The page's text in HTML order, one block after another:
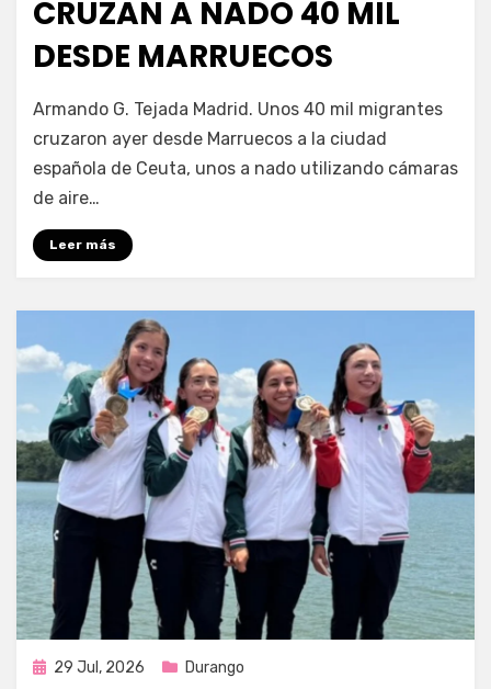
CRUZAN A NADO 40 MIL
DESDE MARRUECOS
Fernando Miranda Servín
Armando G. Tejada Madrid. Unos 40 mil migrantes
cruzaron ayer desde Marruecos a la ciudad
española de Ceuta, unos a nado utilizando cámaras
de aire…
Leer más
Publicada
29 Jul, 2026 Durango